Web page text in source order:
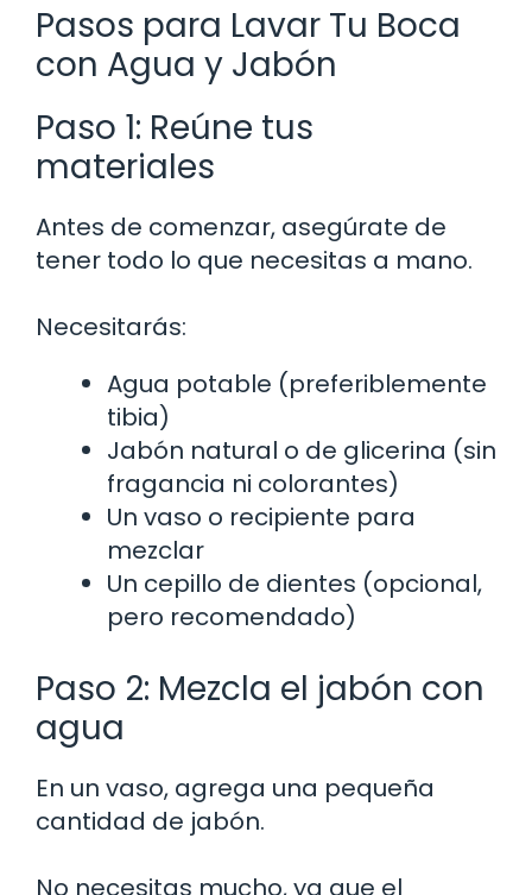
Pasos para Lavar Tu Boca
con Agua y Jabón
Paso 1: Reúne tus
materiales
Antes de comenzar, asegúrate de
tener todo lo que necesitas a mano.
Necesitarás:
Agua potable (preferiblemente
tibia)
Jabón natural o de glicerina (sin
fragancia ni colorantes)
Un vaso o recipiente para
mezclar
Un cepillo de dientes (opcional,
pero recomendado)
Paso 2: Mezcla el jabón con
agua
En un vaso, agrega una pequeña
cantidad de jabón.
No necesitas mucho, ya que el